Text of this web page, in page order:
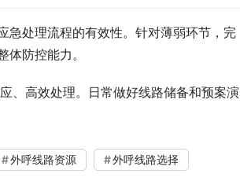
急处理流程的有效性。针对薄弱环节，完
防控能力。​
、高效处理。日常做好线路储备和预案演
外呼线路资源
外呼线路选择